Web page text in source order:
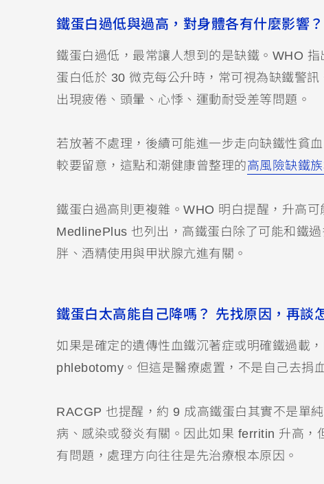
鐵蛋白過低與過高，對身體各有什麼影響？
鐵蛋白過低，最常讓人想到的是缺鐵。WHO
蛋白低於 30 微克每公升時，常可視為缺鐵警
出現疲倦、頭暈、心悸、運動耐受差等問題。
若放著不處理，後續可能進一步走向缺鐵性貧
較要留意，這點和潮健康曾整理的高風險缺鐵
鐵蛋白過高則更複雜。WHO 明白提醒，升高
MedlinePlus 也列出，高鐵蛋白除了可能和鐵
胖、酒精使用與甲狀腺亢進有關。
鐵蛋白太高能自己降嗎？ 先找原因，再談
如果是確定的遺傳性血鐵沉著症或明確鐵過載
phlebotomy。但這是醫療處置，不是自己去捐
RACGP 也提醒，約 9 成高鐵蛋白其實不是單
病、感染或發炎有關。因此如果 ferritin 升高
有問題，處理方向往往是先治療根本原因。